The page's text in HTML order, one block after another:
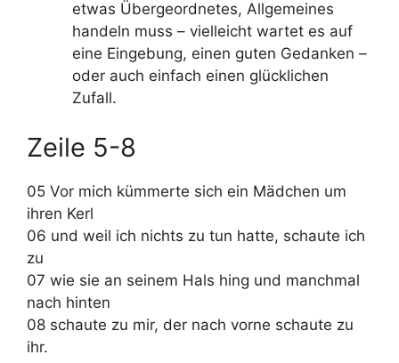
etwas Übergeordnetes, Allgemeines
handeln muss – vielleicht wartet es auf
eine Eingebung, einen guten Gedanken –
oder auch einfach einen glücklichen
Zufall.
Zeile 5-8
05 Vor mich kümmerte sich ein Mädchen um
ihren Kerl
06 und weil ich nichts zu tun hatte, schaute ich
zu
07 wie sie an seinem Hals hing und manchmal
nach hinten
08 schaute zu mir, der nach vorne schaute zu
ihr.